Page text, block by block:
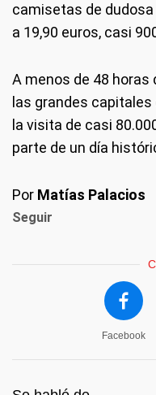
camisetas de
a 19,90 euros, casi
A menos de 48 horas
las grandes
la visita de casi
parte de un día
Por Matías Palacios
Seguir
Facebook